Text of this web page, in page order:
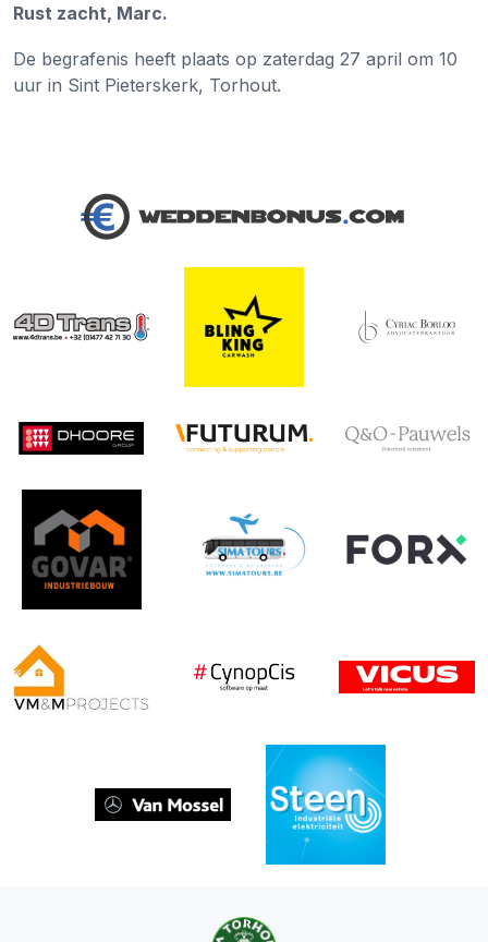
Rust zacht, Marc.
De begrafenis heeft plaats op zaterdag 27 april om 10
uur in Sint Pieterskerk, Torhout.